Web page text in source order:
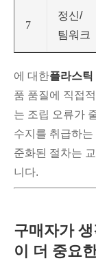
7
정신/
팀워크
에 대한플라스틱
품 품질에 직접
는 조립 오류가
수지를 취급하
준화된 절차는
니다.
구매자가
이 더 중요